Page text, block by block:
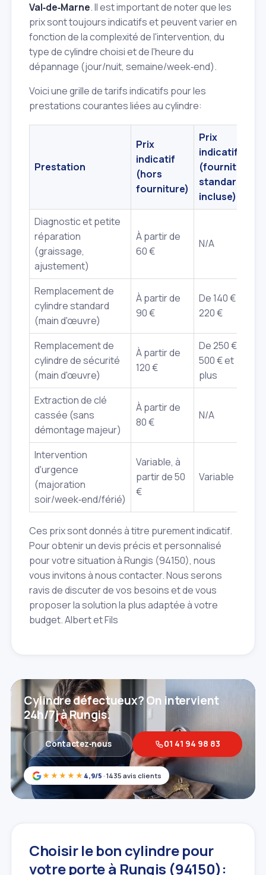
Val‑de‑Marne. Il est important de noter que les
prix sont toujours indicatifs et peuvent varier en
fonction de la complexité de l'intervention, du
type de cylindre choisi et de l'heure du
dépannage (jour/nuit, semaine/week‑end).
Voici une grille de tarifs indicatifs pour les
prestations courantes liées au cylindre:
Prestation
Prix
indicatif
(hors
fourniture)
Prix
indicatif
(fourniture
standard
incluse)
Diagnostic et petite
réparation
(graissage,
ajustement)
À partir de
60 €
N/A
Remplacement de
cylindre standard
(main d'œuvre)
À partir de
90 €
De 140 € à
220 €
Remplacement de
cylindre de sécurité
(main d'œuvre)
À partir de
120 €
De 250 € à
500 € et
plus
Extraction de clé
cassée (sans
démontage majeur)
À partir de
80 €
N/A
Intervention
d'urgence
(majoration
soir/week‑end/férié)
Variable, à
partir de 50
€
Variable
Ces prix sont donnés à titre purement indicatif.
Pour obtenir un devis précis et personnalisé
pour votre situation à Rungis (94150), nous
vous invitons à nous contacter. Nous serons
ravis de discuter de vos besoins et de vous
proposer la solution la plus adaptée à votre
budget. Albert et Fils
★★★★★ 4,9/5 · 1435 avis clients
Cylindre défectueux? On intervient
24h/7j à Rungis.
Contactez‑nous 01 41 94 98 83
Choisir le bon cylindre pour
votre porte à Rungis (94150):